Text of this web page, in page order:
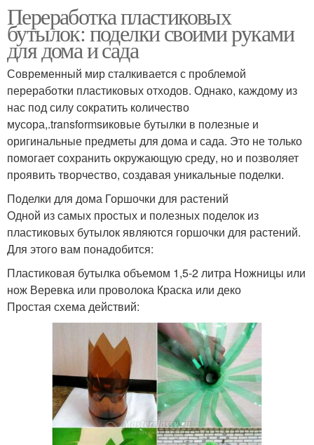
Переработка пластиковых
бутылок: поделки своими руками
для дома и сада
Современный мир сталкивается с проблемой
переработки пластиковых отходов. Однако, каждому из
нас под силу сократить количество
мусора,.transformsиковые бутылки в полезные и
оригинальные предметы для дома и сада. Это не только
помогает сохранить окружающую среду, но и позволяет
проявить творчество, создавая уникальные поделки.
Поделки для дома Горшочки для растений
Одной из самых простых и полезных поделок из
пластиковых бутылок являются горшочки для растений.
Для этого вам понадобится:
Пластиковая бутылка объемом 1,5-2 литра Ножницы или
нож Веревка или проволока Краска или деко
Простая схема действий: